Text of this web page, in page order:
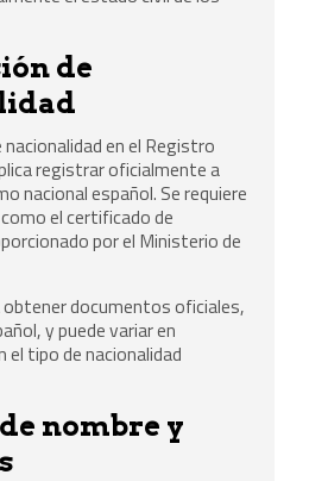
de
nacionalidad en el Registro
registrar oficialmente a
nacional español. Se requiere
el certificado de
por el Ministerio de
obtener documentos oficiales,
y puede variar en
tipo de nacionalidad
nombre y